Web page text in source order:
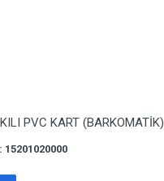
PVC KART (BARKOMATİK)